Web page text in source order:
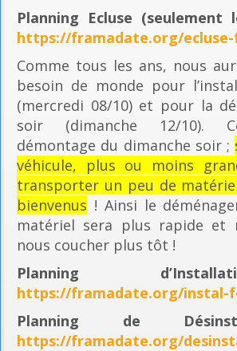
Planning Ecluse (seulement
https://framadate.org/
Comme tous les ans, nous
besoin de monde pour
(mercredi 08/10) et pour la
soir (dimanche 12/10).
démontage du dimanche soir ;
véhicule, plus ou moins
transporter un peu de
bienvenus ! Ainsi le
matériel sera plus rapide et
nous coucher plus tôt !
Planning
https://framadate.org/instal-
Planning de
https://framadate.org/